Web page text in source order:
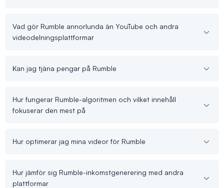
Vad gör Rumble annorlunda än YouTube och andra
videodelningsplattformar
Kan jag tjäna pengar på Rumble
Hur fungerar Rumble-algoritmen och vilket innehåll
fokuserar den mest på
Hur optimerar jag mina videor för Rumble
Hur jämför sig Rumble-inkomstgenerering med andra
plattformar